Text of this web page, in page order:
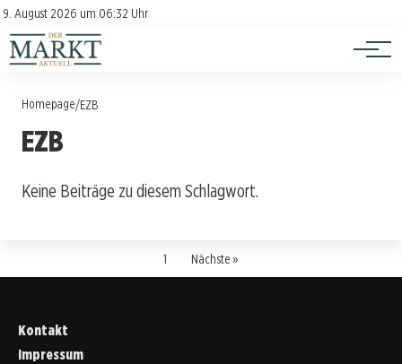
9. August 2026 um 06:32 Uhr
Kontakt
Impressum
Investition
Verbraucherschutz
Homepage/EZB
EZB
Keine Beiträge zu diesem Schlagwort.
1 Nächste »
Kontakt
Impressum